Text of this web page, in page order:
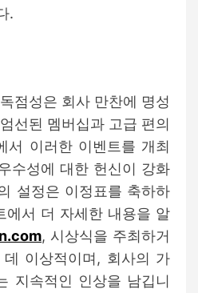
.
점성은 회사 만찬에 명성
선된 멤버십과 고급 편의
서 이러한 이벤트를 개최
수성에 대한 헌신이 강화
설정은 이정표를 축하하
에서 더 자세한 내용을 알
, 시상식을 주최하거
이상적이며, 회사의 가
지속적인 인상을 남깁니